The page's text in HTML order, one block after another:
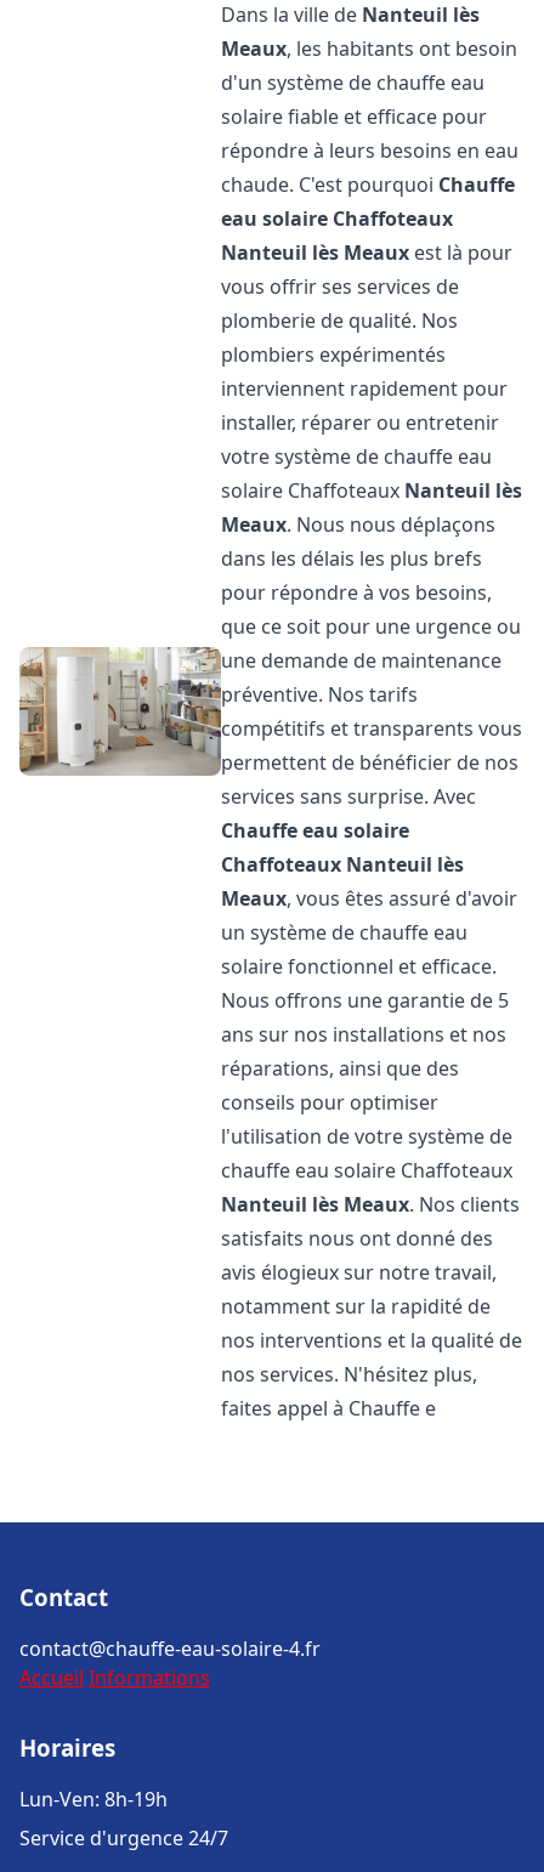
Dans la ville de Nanteuil lès
Meaux, les habitants ont besoin
d'un système de chauffe eau
solaire fiable et efficace pour
répondre à leurs besoins en eau
chaude. C'est pourquoi Chauffe
eau solaire Chaffoteaux
Nanteuil lès Meaux est là pour
vous offrir ses services de
plomberie de qualité. Nos
plombiers expérimentés
interviennent rapidement pour
installer, réparer ou entretenir
votre système de chauffe eau
solaire Chaffoteaux Nanteuil lès
Meaux. Nous nous déplaçons
dans les délais les plus brefs
pour répondre à vos besoins,
que ce soit pour une urgence ou
une demande de maintenance
préventive. Nos tarifs
compétitifs et transparents vous
permettent de bénéficier de nos
services sans surprise. Avec
Chauffe eau solaire
Chaffoteaux Nanteuil lès
Meaux, vous êtes assuré d'avoir
un système de chauffe eau
solaire fonctionnel et efficace.
Nous offrons une garantie de 5
ans sur nos installations et nos
réparations, ainsi que des
conseils pour optimiser
l'utilisation de votre système de
chauffe eau solaire Chaffoteaux
Nanteuil lès Meaux. Nos clients
satisfaits nous ont donné des
avis élogieux sur notre travail,
notamment sur la rapidité de
nos interventions et la qualité de
nos services. N'hésitez plus,
faites appel à Chauffe e
Contact
contact@chauffe-eau-solaire-4.fr
Accueil Informations
Horaires
Lun-Ven: 8h-19h
Service d'urgence 24/7